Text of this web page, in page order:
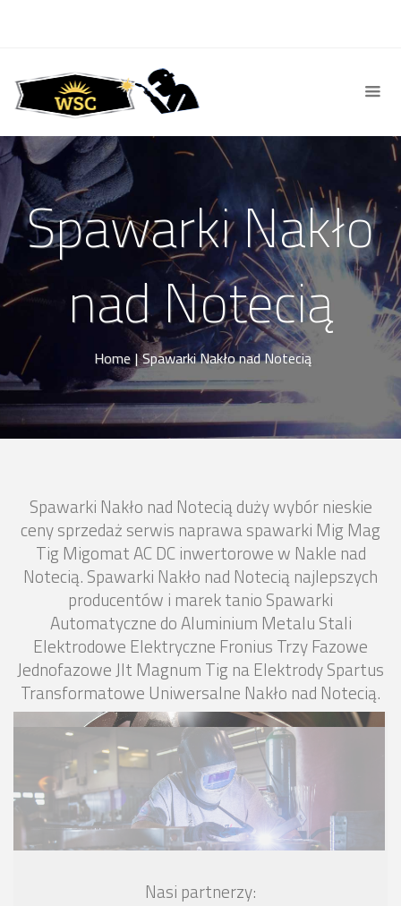
Spawarki Nakło
nad Notecią
Home | Spawarki Nakło nad Notecią
Spawarki Nakło nad Notecią duży wybór nieskie
ceny sprzedaż serwis naprawa spawarki Mig Mag
Tig Migomat AC DC inwertorowe w Nakle nad
Notecią. Spawarki Nakło nad Notecią najlepszych
producentów i marek tanio Spawarki
Automatyczne do Aluminium Metalu Stali
Elektrodowe Elektryczne Fronius Trzy Fazowe
Jednofazowe Jlt Magnum Tig na Elektrody Spartus
Transformatowe Uniwersalne Nakło nad Notecią.
Nasi partnerzy: